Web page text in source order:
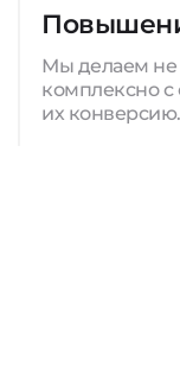
Мы делаем не
комплексно
их конверсию.